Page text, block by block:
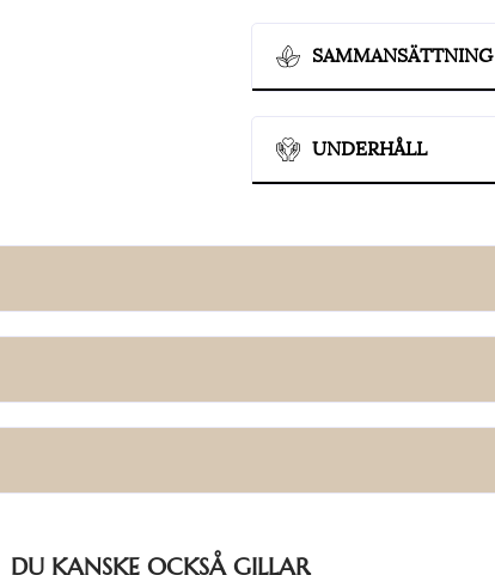
SAMMANSÄTTNING
UNDERHÅLL
DU KANSKE OCKSÅ GILLAR